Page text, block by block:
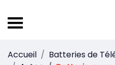
Accueil
Batteries de